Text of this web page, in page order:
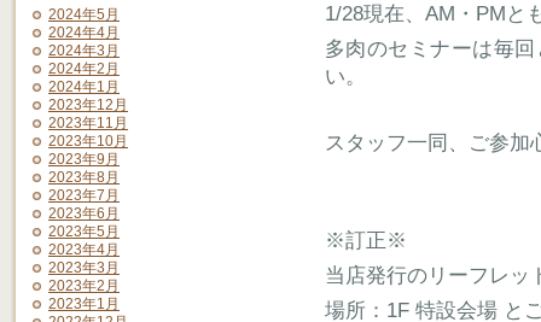
2024年5月
2024年4月
2024年3月
2024年2月
2024年1月
2023年12月
2023年11月
2023年10月
2023年9月
2023年8月
2023年7月
2023年6月
2023年5月
2023年4月
2023年3月
2023年2月
2023年1月
1/28現在、AM・PMと
多肉のセミナーは毎
い。
スタッフ一同、ご参加
※訂正※
当店発行のリーフレッ
場所：1F 特設会場 と